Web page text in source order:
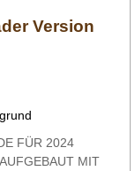
Version
FÜR 2024
MIT